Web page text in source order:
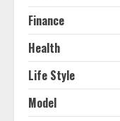
Finance
Health
Life Style
Model